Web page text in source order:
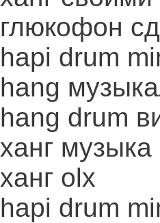
глюкофон
hapi drum
hang
hang drum
ханг музыка
ханг olx
hapi drum